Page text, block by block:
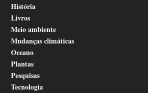
História
Livros
Meio ambiente
Mudanças climáticas
Oceano
Plantas
Pesquisas
Tecnologia